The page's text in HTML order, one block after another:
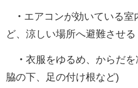
・ エアコンが効いている
ど、涼しい場所へ避難させる
・ 衣服をゆるめ、からだを
脇の下、足の付け根など)